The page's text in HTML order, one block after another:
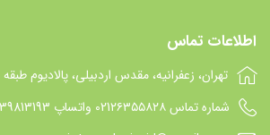
اطلاعات تماس
تهران، زعفرانیه، مقدس اردبیلی، پالادیوم طبقه
شماره تماس 021۲۶۳۵۵۸۲۸ واتساپ 09339813193